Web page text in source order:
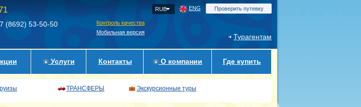
(8692) 53-50-50
Контроль качества
Мобильная версия
RUB ENG Проверить путевку
Турагентам
Услуги Контакты О компании Где купить
ТРАНСФЕРЫ Экскурсионные туры